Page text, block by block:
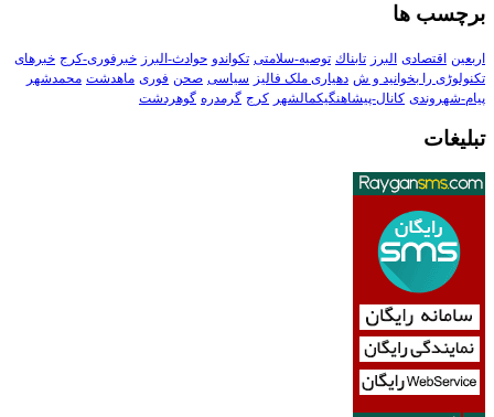
برچسب ها
اربعین اقتصادی البرز تابناك توصیه-سلامتی تکواندو حوادث-البرز خبرفوری-کرج خبرهای
تکنولوڑی را بخوانید و ش دهیاری ملک فالیز سیاسی صحن فوری ماهدشت محمدشهر
پیام-شهروندی کانال-پیشاهنگیکمالشهر کرج گرمدره گوهردشت
تبلیغات